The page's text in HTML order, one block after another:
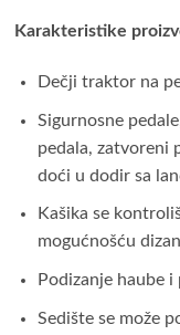
Karakteristike
Dečji traktor na
Sigurnosne
pedala, zatvoreni
doći u dodir sa
Kašika se
mogućnošću
Podizanje haube
Sedište se može